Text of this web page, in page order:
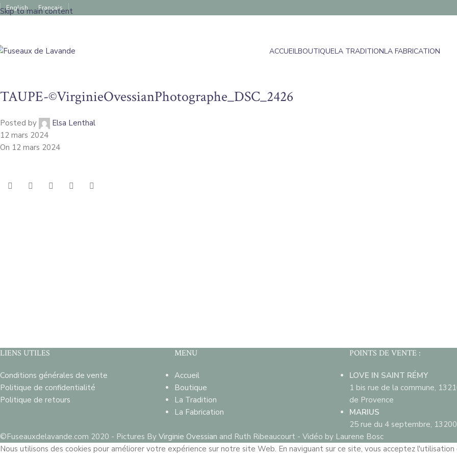
Skip to main content
English Français
ACCUEILBOUTIQUELA TRADITIONLA FABRICATION
TAUPE-©VirginieOvessianPhotographe_DSC_2426
Posted by
Elsa Lenthal
12 mars 2024
On 12 mars 2024
LIENS UTILES
Conditions générales de vente
Politique de confidentialité
Politique de retours
MENU
Accueil
Boutique
La Tradition
La Fabrication
POINTS DE VENTE :
LOVE IN SAINT RÉMY
1 bis rue de la commune,
de Provence
MARIUS
25 rue du 4 septembre,
©Fuseauxdelavande.com 2020 - Pictures By Virginie Ovessian and Ruth Ribeaucourt - Vidéo by Laurene Bosc
Nous utilisons des cookies pour améliorer votre expérience sur notre site Web. En naviguant sur ce site, vous acceptez l'utilisation